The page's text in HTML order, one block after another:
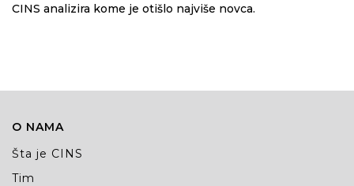
CINS analizira kome je otišlo najviše novca.
O NAMA
Šta je CINS
Tim